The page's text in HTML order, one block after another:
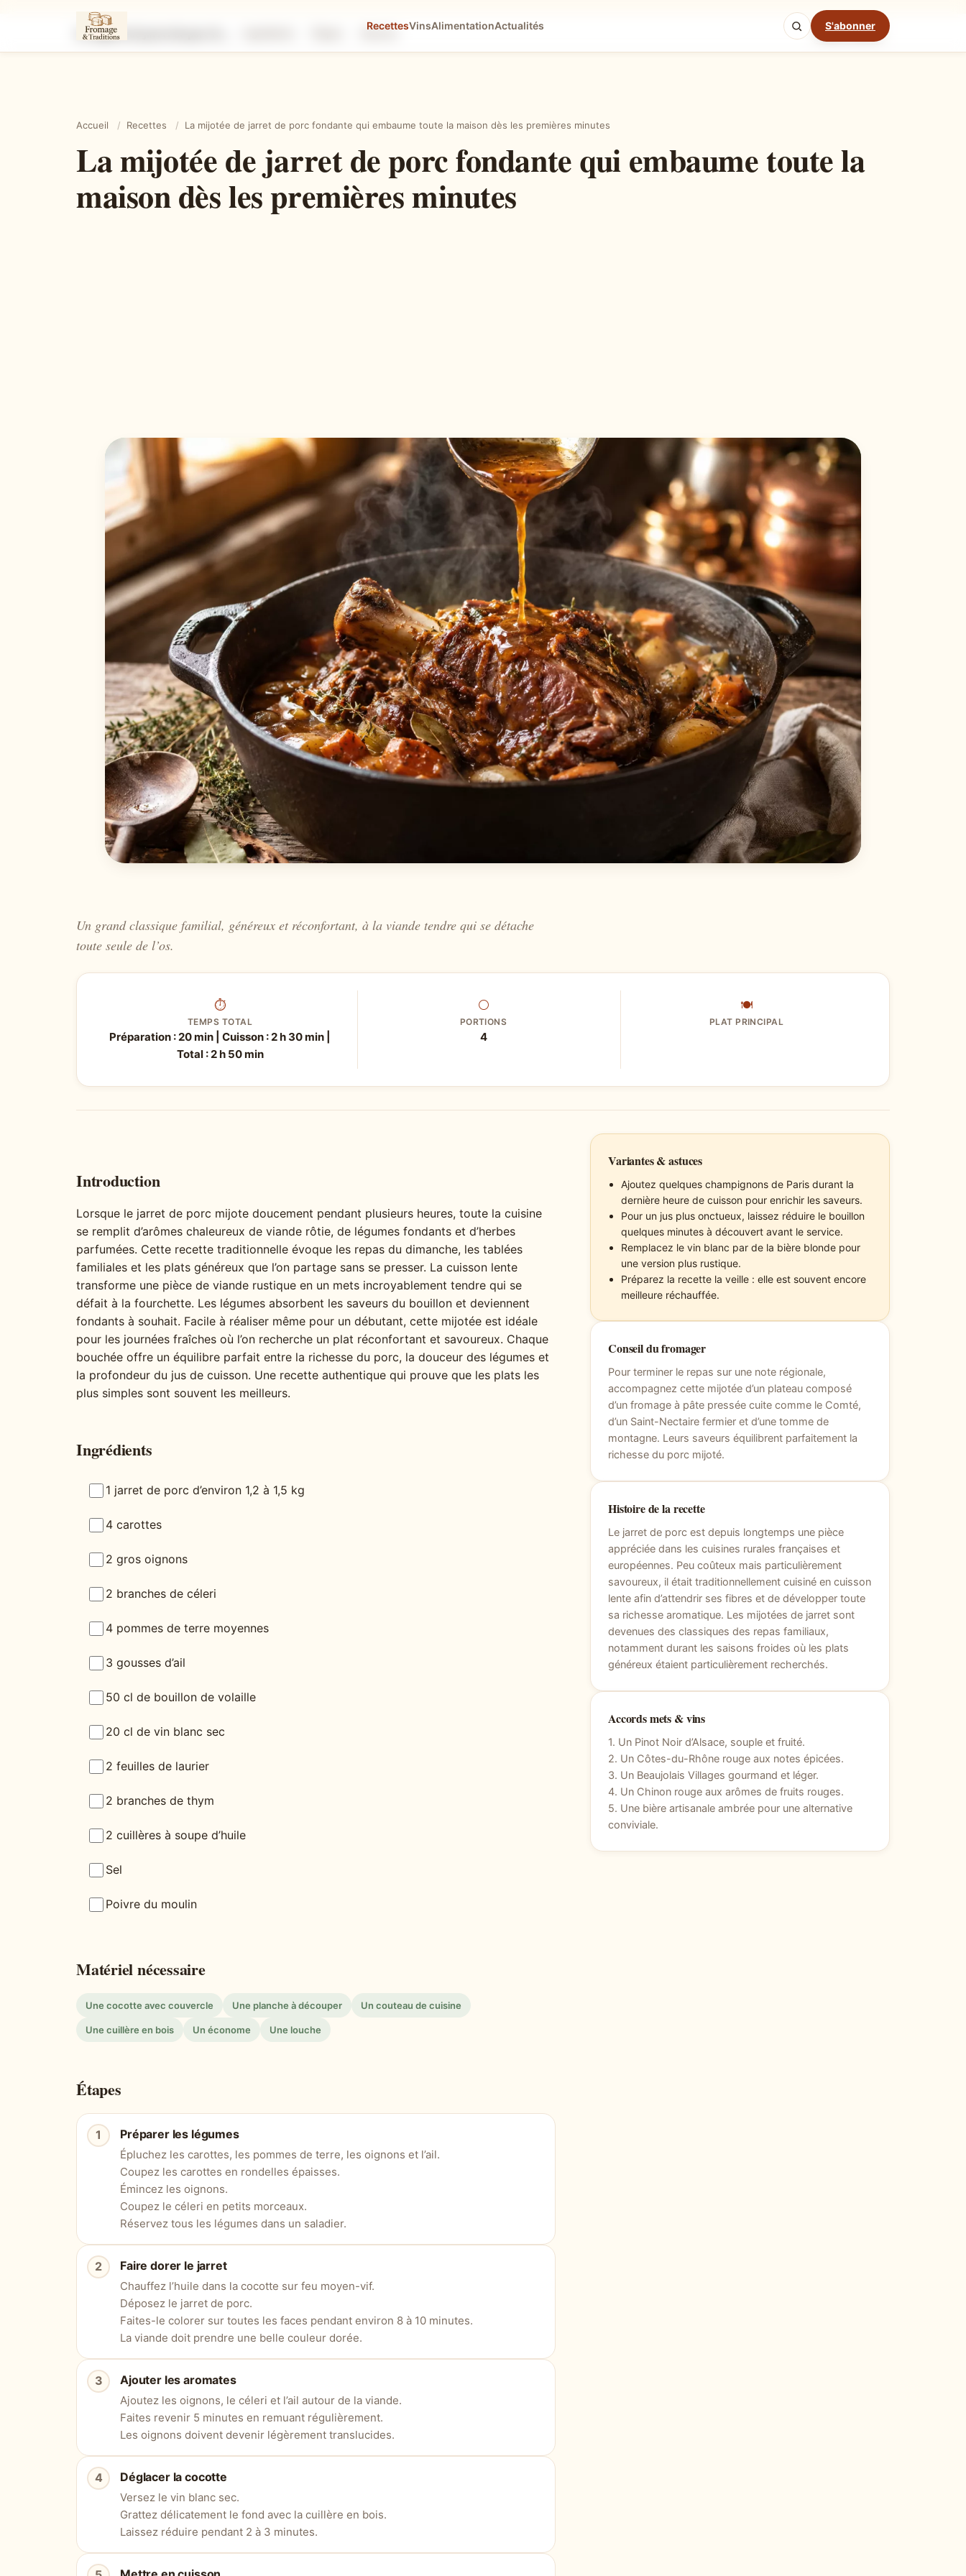
RecettesVinsAlimentationActualités S'abonner
Astuces Mode cuisine
Accueil / Recettes / La mijotée de jarret de porc fondante qui embaume toute la maison dès les premières minutes
La mijotée de jarret de porc fondante qui embaume toute la
maison dès les premières minutes
Un grand classique familial, généreux et réconfortant, à la viande tendre qui se détache
toute seule de l’os.
⏱
TEMPS TOTAL
Préparation : 20 min | Cuisson : 2 h 30 min |
Total : 2 h 50 min
⚪
PORTIONS
4
🍽
PLAT PRINCIPAL
Introduction
Lorsque le jarret de porc mijote doucement pendant plusieurs heures, toute la cuisine
se remplit d’arômes chaleureux de viande rôtie, de légumes fondants et d’herbes
parfumées. Cette recette traditionnelle évoque les repas du dimanche, les tablées
familiales et les plats généreux que l’on partage sans se presser. La cuisson lente
transforme une pièce de viande rustique en un mets incroyablement tendre qui se
défait à la fourchette. Les légumes absorbent les saveurs du bouillon et deviennent
fondants à souhait. Facile à réaliser même pour un débutant, cette mijotée est idéale
pour les journées fraîches où l’on recherche un plat réconfortant et savoureux. Chaque
bouchée offre un équilibre parfait entre la richesse du porc, la douceur des légumes et
la profondeur du jus de cuisson. Une recette authentique qui prouve que les plats les
plus simples sont souvent les meilleurs.
Ingrédients
1 jarret de porc d’environ 1,2 à 1,5 kg
4 carottes
2 gros oignons
2 branches de céleri
4 pommes de terre moyennes
3 gousses d’ail
50 cl de bouillon de volaille
20 cl de vin blanc sec
2 feuilles de laurier
2 branches de thym
2 cuillères à soupe d’huile
Sel
Poivre du moulin
Matériel nécessaire
Une cocotte avec couvercle Une planche à découper Un couteau de cuisine
Une cuillère en bois Un économe Une louche
Étapes
Préparer les légumes
Épluchez les carottes, les pommes de terre, les oignons et l’ail.
Coupez les carottes en rondelles épaisses.
Émincez les oignons.
Coupez le céleri en petits morceaux.
Réservez tous les légumes dans un saladier.
Faire dorer le jarret
Chauffez l’huile dans la cocotte sur feu moyen-vif.
Déposez le jarret de porc.
Faites-le colorer sur toutes les faces pendant environ 8 à 10 minutes.
La viande doit prendre une belle couleur dorée.
Ajouter les aromates
Ajoutez les oignons, le céleri et l’ail autour de la viande.
Faites revenir 5 minutes en remuant régulièrement.
Les oignons doivent devenir légèrement translucides.
Déglacer la cocotte
Versez le vin blanc sec.
Grattez délicatement le fond avec la cuillère en bois.
Laissez réduire pendant 2 à 3 minutes.
Variantes & astuces
Ajoutez quelques champignons de Paris durant la
dernière heure de cuisson pour enrichir les saveurs.
Pour un jus plus onctueux, laissez réduire le bouillon
quelques minutes à découvert avant le service.
Remplacez le vin blanc par de la bière blonde pour
une version plus rustique.
Préparez la recette la veille : elle est souvent encore
meilleure réchauffée.
Conseil du fromager
Pour terminer le repas sur une note régionale,
accompagnez cette mijotée d’un plateau composé
d’un fromage à pâte pressée cuite comme le Comté,
d’un Saint-Nectaire fermier et d’une tomme de
montagne. Leurs saveurs équilibrent parfaitement la
richesse du porc mijoté.
Histoire de la recette
Le jarret de porc est depuis longtemps une pièce
appréciée dans les cuisines rurales françaises et
européennes. Peu coûteux mais particulièrement
savoureux, il était traditionnellement cuisiné en cuisson
lente afin d’attendrir ses fibres et de développer toute
sa richesse aromatique. Les mijotées de jarret sont
devenues des classiques des repas familiaux,
notamment durant les saisons froides où les plats
généreux étaient particulièrement recherchés.
Accords mets & vins
1. Un Pinot Noir d’Alsace, souple et fruité.
2. Un Côtes-du-Rhône rouge aux notes épicées.
3. Un Beaujolais Villages gourmand et léger.
4. Un Chinon rouge aux arômes de fruits rouges.
5. Une bière artisanale ambrée pour une alternative
conviviale.